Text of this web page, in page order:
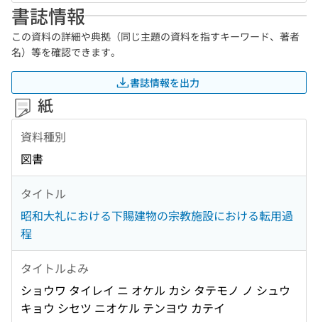
書誌情報
この資料の詳細や典拠（同じ主題の資料を指すキーワード、著者
名）等を確認できます。
書誌情報を出力
紙
資料種別
図書
タイトル
昭和大礼における下賜建物の宗教施設における転用過
程
タイトルよみ
ショウワ タイレイ ニ オケル カシ タテモノ ノ シュウ
キョウ シセツ ニオケル テンヨウ カテイ